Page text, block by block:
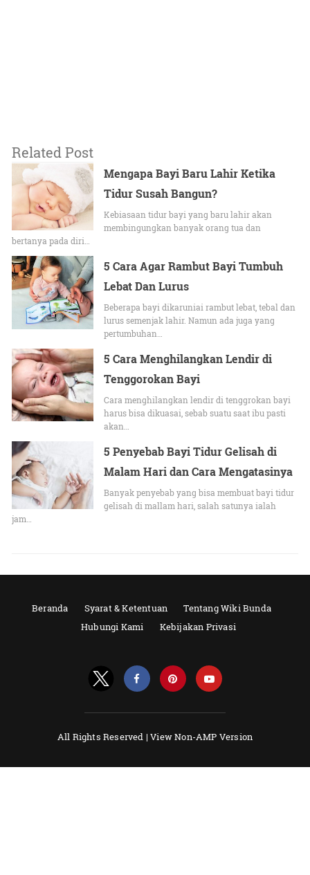
Related Post
Mengapa Bayi Baru Lahir Ketika
Tidur Susah Bangun?
Kebiasaan tidur bayi yang baru lahir akan
membingungkan banyak orang tua dan
bertanya pada diri…
5 Cara Agar Rambut Bayi Tumbuh
Lebat Dan Lurus
Beberapa bayi dikaruniai rambut lebat, tebal dan
lurus semenjak lahir. Namun ada juga yang
pertumbuhan…
5 Cara Menghilangkan Lendir di
Tenggorokan Bayi
Cara menghilangkan lendir di tenggrokan bayi
harus bisa dikuasai, sebab suatu saat ibu pasti
akan…
5 Penyebab Bayi Tidur Gelisah di
Malam Hari dan Cara Mengatasinya
Banyak penyebab yang bisa membuat bayi tidur
gelisah di mallam hari, salah satunya ialah
jam…
Beranda Syarat & Ketentuan
Tentang Wiki Bunda
Hubungi Kami
Kebijakan Privasi
All Rights Reserved |View Non-AMP Version